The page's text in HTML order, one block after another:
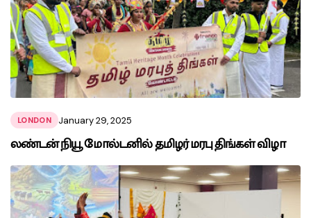
LONDON January 29, 2025
லண்டன் நியூ மோல்டனில் தமிழர் மரபு திங்கள் விழா